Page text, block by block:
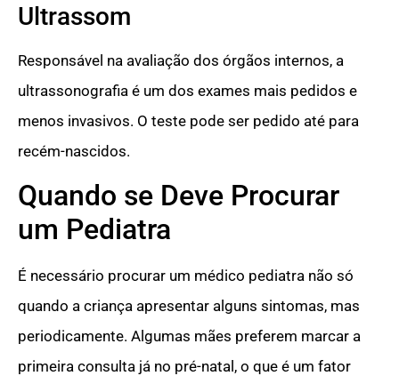
Ultrassom
Responsável na avaliação dos órgãos internos, a
ultrassonografia é um dos exames mais pedidos e
menos invasivos. O teste pode ser pedido até para
recém-nascidos.
Quando se Deve Procurar
um Pediatra
É necessário procurar um médico pediatra não só
quando a criança apresentar alguns sintomas, mas
periodicamente. Algumas mães preferem marcar a
primeira consulta já no pré-natal, o que é um fator